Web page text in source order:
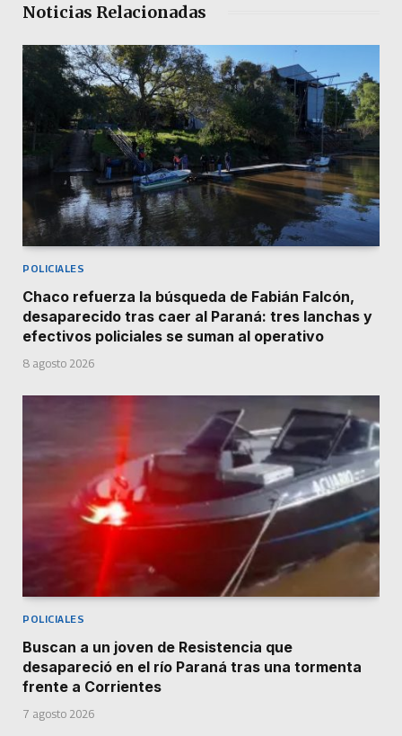
Noticias Relacionadas
POLICIALES
Chaco refuerza la búsqueda de Fabián Falcón,
desaparecido tras caer al Paraná: tres lanchas y
efectivos policiales se suman al operativo
8 agosto 2026
POLICIALES
Buscan a un joven de Resistencia que
desapareció en el río Paraná tras una tormenta
frente a Corrientes
7 agosto 2026